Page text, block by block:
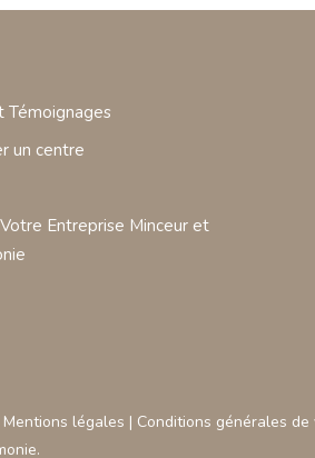
Témoignages
un centre
Entreprise Minceur et
Mentions légales | Conditions générales de